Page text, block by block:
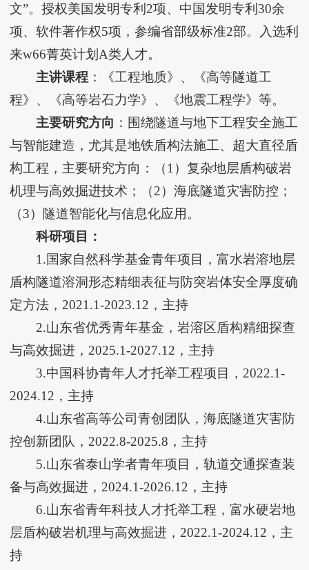
文”。授权美国发明专利2项、中国发明专利30余
项、软件著作权5项，参编省部级标准2部。入选利
来w66菁英计划A类人才。
主讲课程：《工程地质》、《高等隧道工
程》、《高等岩石力学》、《地震工程学》等。
主要研究方向 ：围绕隧道与地下工程安全施工
与智能建造，尤其是地铁盾构法施工、超大直径盾
构工程，主要研究方向：（1）复杂地层盾构破岩
机理与高效掘进技术；（2）海底隧道灾害防控；
（3）隧道智能化与信息化应用。
科研项目：
1.国家自然科学基金青年项目，富水岩溶地层
盾构隧道溶洞形态精细表征与防突岩体安全厚度确
定方法，2021.1-2023.12，主持
2.山东省优秀青年基金，岩溶区盾构精细探查
与高效掘进，2025.1-2027.12，主持
3.中国科协青年人才托举工程项目，2022.1-
2024.12，主持
4.山东省高等公司青创团队，海底隧道灾害防
控创新团队，2022.8-2025.8，主持
5.山东省泰山学者青年项目，轨道交通探查装
备与高效掘进，2024.1-2026.12，主持
6.山东省青年科技人才托举工程，富水硬岩地
层盾构破岩机理与高效掘进，2022.1-2024.12，主
持